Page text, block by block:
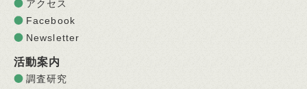
アクセス
Facebook
Newsletter
活動案内
調査研究